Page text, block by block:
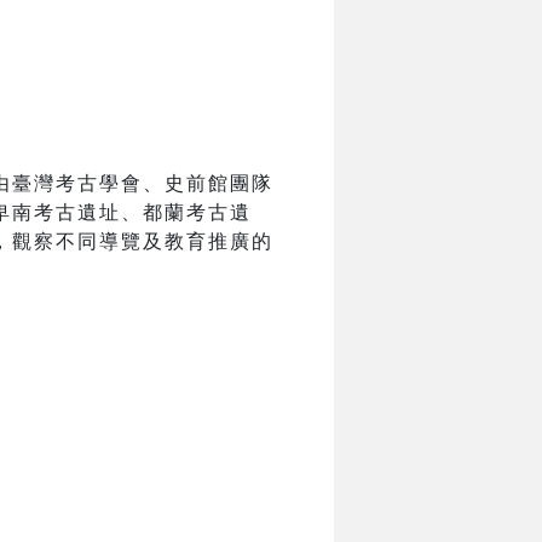
臺灣考古學會、史前館團隊
南考古遺址、都蘭考古遺
察不同導覽及教育推廣的